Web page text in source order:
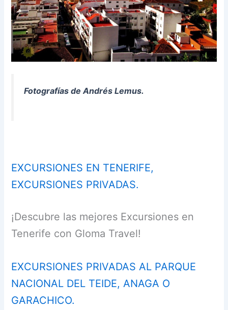
Fotografías de Andrés Lemus.
EXCURSIONES EN TENERIFE,
EXCURSIONES PRIVADAS.
¡Descubre las mejores Excursiones en
Tenerife con Gloma Travel!
EXCURSIONES PRIVADAS AL PARQUE
NACIONAL DEL TEIDE, ANAGA O
GARACHICO.